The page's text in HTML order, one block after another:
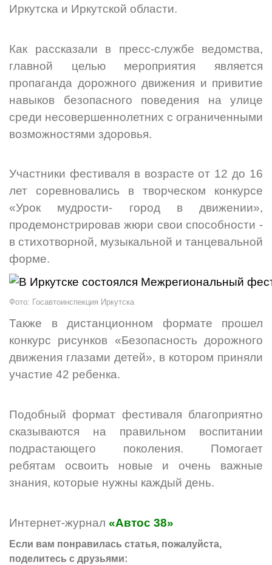
Иркутска и Иркутской области.
Как рассказали в пресс-службе ведомства,
главной целью мероприятия является
пропаганда дорожного движения и привитие
навыков безопасного поведения на улице
среди несовершеннолетних с ограниченными
возможностями здоровья.
Участники фестиваля в возрасте от 12 до 16
лет соревновались в творческом конкурсе
«Урок мудрости- город в движении»,
продемонстрировав жюри свои способности -
в стихотворной, музыкальной и танцевальной
форме.
Фото: Госавтоинспекция Иркутска
Также в дистанционном формате прошел
конкурс рисунков «Безопасность дорожного
движения глазами детей», в котором приняли
участие 42 ребенка.
Подобный формат фестиваля благоприятно
сказываются на правильном воспитании
подрастающего поколения. Помогает
ребятам освоить новые и очень важные
знания, которые нужны каждый день.
Интернет-журнал «Автос 38»
Если вам понравилась статья, пожалуйста,
поделитесь с друзьями: